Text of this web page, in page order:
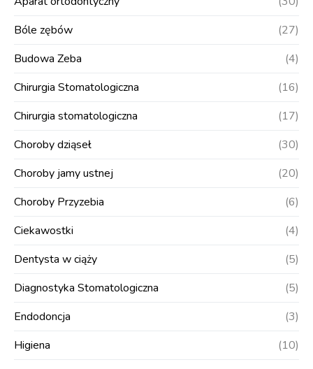
Bóle zębów
(27)
Budowa Zeba
(4)
Chirurgia Stomatologiczna
(16)
Chirurgia stomatologiczna
(17)
Choroby dziąseł
(30)
Choroby jamy ustnej
(20)
Choroby Przyzebia
(6)
Ciekawostki
(4)
Dentysta w ciąży
(5)
Diagnostyka Stomatologiczna
(5)
Endodoncja
(3)
Higiena
(10)